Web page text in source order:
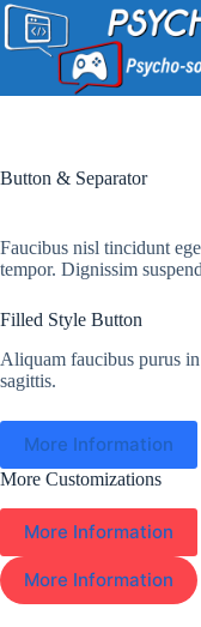
Passer
contenu
Button & Separator
Faucibus nisl tincidunt
tempor. Dignissim
Filled Style Button
Aliquam faucibus purus
sagittis.
More Information
More Customizations
More Information
More Information